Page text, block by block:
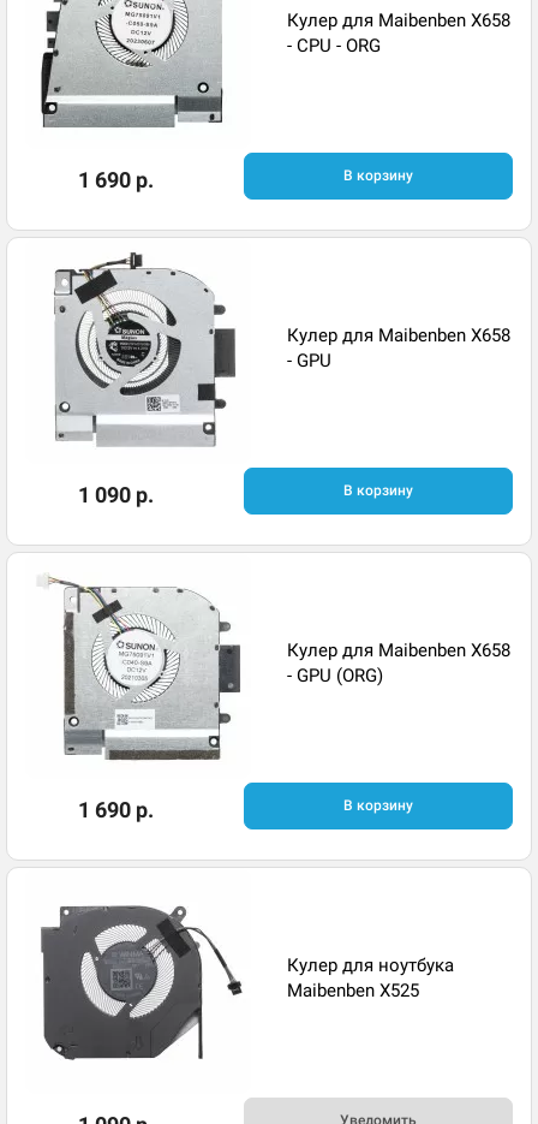
Кулер для Maibenben X658
- CPU - ORG
1 690 р. В корзину
Кулер для Maibenben X658
- GPU
1 090 р. В корзину
Кулер для Maibenben X658
- GPU (ORG)
1 690 р. В корзину
Кулер для ноутбука
Maibenben X525
Уведомить